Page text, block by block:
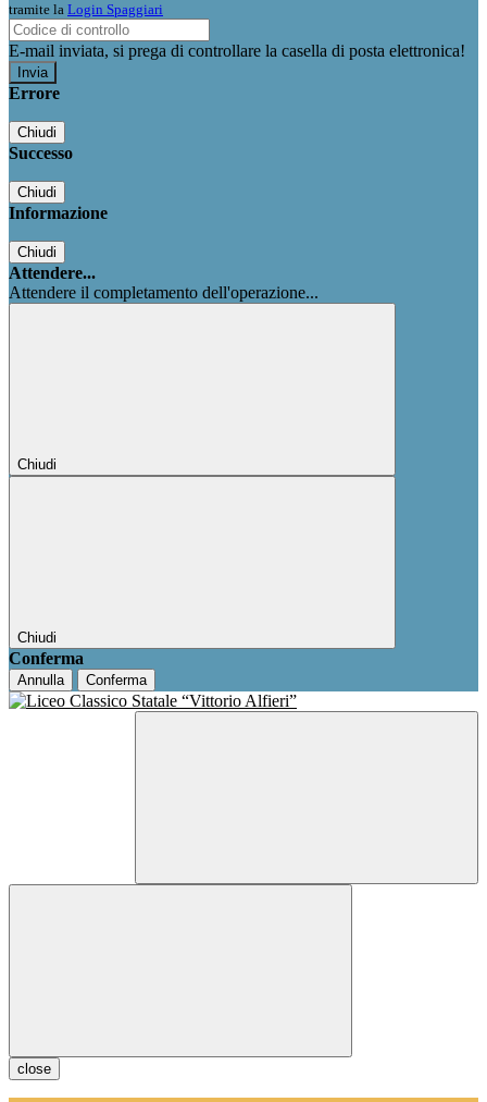
tramite la Login Spaggiari
E-mail inviata, si prega di controllare la casella di posta elettronica!
Errore
Chiudi
Successo
Chiudi
Informazione
Chiudi
Attendere...
Attendere il completamento dell'operazione...
Chiudi
Chiudi
Conferma
Annulla Conferma
close